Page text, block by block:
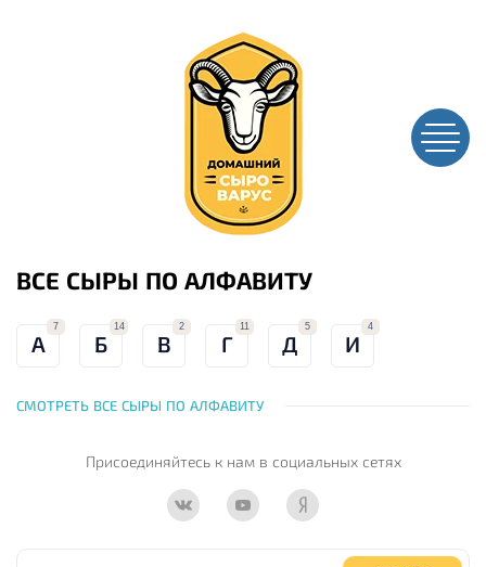
ВСЕ СЫРЫ ПО АЛФАВИТУ
А
7
Б
14
В
2
Г
11
Д
5
И
4
СМОТРЕТЬ ВСЕ СЫРЫ ПО АЛФАВИТУ
Присоединяйтесь к намв социальных сетях